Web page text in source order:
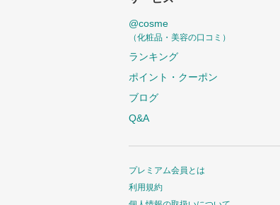
@cosme
（化粧品・美容の口コミ）
ランキング
ポイント・クーポン
ブログ
Q&A
プレミアム会員とは
利用規約